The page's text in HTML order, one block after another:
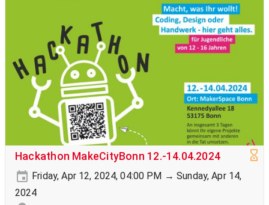
Hackathon MakeCityBonn 12.-14.04.2024
Friday, Apr 12, 2024, 04:00 PM → Sunday, Apr 14,
2024